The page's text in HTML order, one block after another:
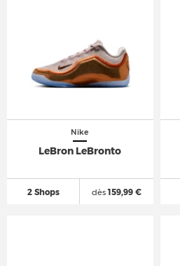
Nike
LeBron LeBronto
2 Shops dès159,99 €